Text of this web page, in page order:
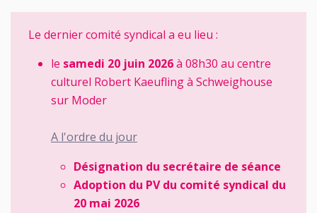
Le dernier comité syndical a eu lieu :
le samedi 20 juin 2026à 08h30 au centre
culturel Robert Kaeufling à Schweighouse
sur Moder
A l'ordre du jour
Désignation du secrétaire de séance
Adoption du PV du comité syndical du
20 mai 2026